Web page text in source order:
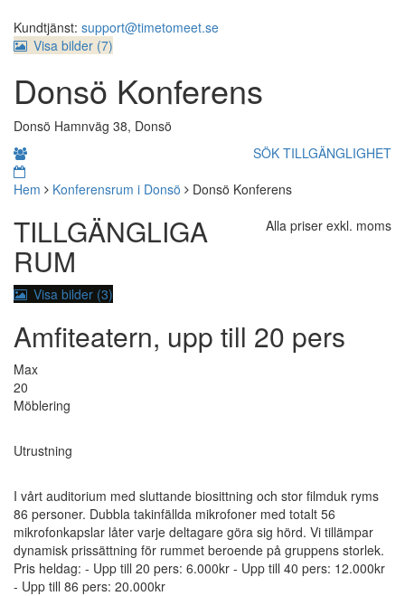
Kundtjänst: support@timetomeet.se
Visa bilder (7)
Donsö Konferens
Donsö Hamnväg 38, Donsö
SÖK TILLGÄNGLIGHET
Hem
Konferensrum i Donsö
Donsö Konferens
Alla priser exkl. moms
TILLGÄNGLIGA
RUM
Visa bilder (3)
Amfiteatern, upp till 20 pers
Max
20
Möblering
Utrustning
I vårt auditorium med sluttande biosittning och stor filmduk ryms
86 personer. Dubbla takinfällda mikrofoner med totalt 56
mikrofonkapslar låter varje deltagare göra sig hörd. Vi tillämpar
dynamisk prissättning för rummet beroende på gruppens storlek.
Pris heldag: - Upp till 20 pers: 6.000kr - Upp till 40 pers: 12.000kr
- Upp till 86 pers: 20.000kr